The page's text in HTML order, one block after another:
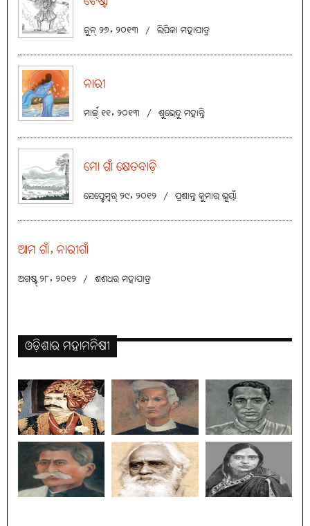
ଜୁନ୍ ୨୭, ୨୦୧୩ / ଲିପିକା ମହାପାତ୍ର
ନାରୀ
ମାର୍ଚ୍ଚ୍ ୧୧, ୨୦୧୩ / ଶୁଭେନ୍ଦୁ ମହାନ୍ତି
ମୋ ଗାଁ କ୍ଷେତବାଡ଼ି
ସେପ୍ଟେମ୍ବର୍ ୨୯, ୨୦୧୨ / ପ୍ରଶାନ୍ତ କୁମାର ଭୂୟାଁ
ଆମ ଗାଁ, ନାରୀଗାଁ
ଅଗଷ୍ଟ୍ ୨୮, ୨୦୧୨ / ଶଶଧର ମହାପାତ୍ର
ଓଡ଼ିଶାର ମହାମନିଷୀ